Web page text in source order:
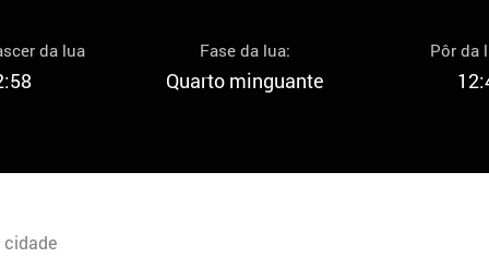
da lua Fase da lua:
Quarto minguante
Pôr da
cidade